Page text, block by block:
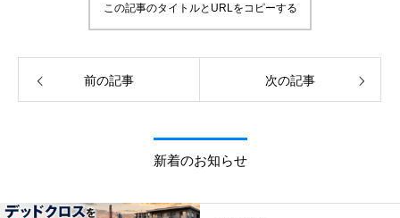
この記事のタイトルとURLをコピーする
前の記事 次の記事
新着のお知らせ